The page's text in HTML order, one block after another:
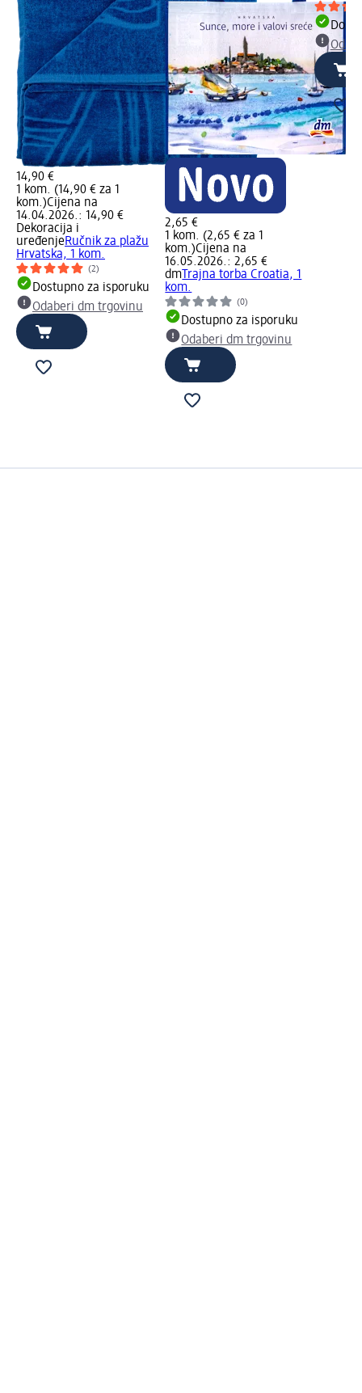
14,90 €
1 kom. (14,90 € za 1
kom.)Cijena na
14.04.2026.: 14,90 €
Dekoracija i
uređenjeRučnik za plažu
Hrvatska, 1 kom.
(2)
Dostupno za isporuku
Odaberi dm trgovinu
2,65 €
1 kom. (2,65 € za 1
kom.)Cijena na
16.05.2026.: 2,65 €
dm Trajna torba Croatia, 1
kom.
(0)
Dostupno za isporuku
Odaberi dm trgovinu